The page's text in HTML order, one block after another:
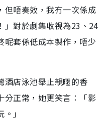
但唔奏效，我冇一次係成
」對於劇集收視為23、24
呢套係低成本製作，唔少
酒店泳池舉止親暱的香
分正常，她更笑言：「影
」